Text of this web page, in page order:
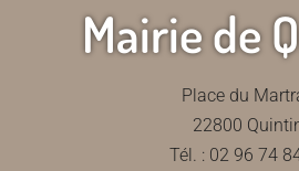
Mairie de
Place du
22800
Tél. : 02 96 74